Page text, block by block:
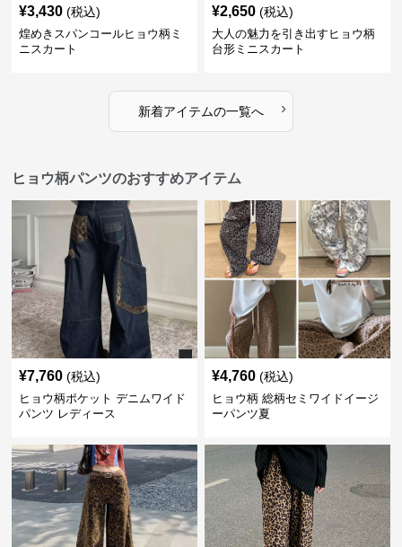
¥3,430 (税込)
煌めきスパンコールヒョウ柄ミ
ニスカート
¥2,650 (税込)
大人の魅力を引き出すヒョウ柄
台形ミニスカート
新着アイテムの一覧へ ›
ヒョウ柄パンツのおすすめアイテム
¥7,760 (税込)
ヒョウ柄ポケット デニムワイド
パンツ レディース
¥4,760 (税込)
ヒョウ柄 総柄セミワイドイージ
ーパンツ夏